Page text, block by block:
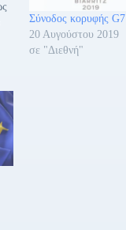
Σύνοδος κορυφής G7
20 Αυγούστου 2019
σε "Διεθνή"